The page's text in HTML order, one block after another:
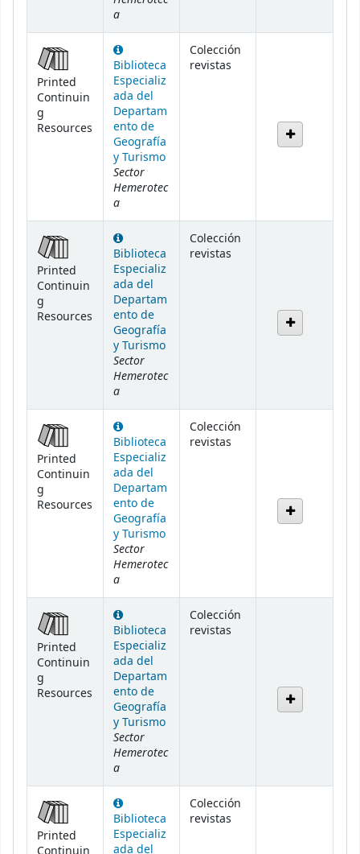
a
Printed
Continuin
g
Resources
Biblioteca
Especializ
ada del
Departam
ento de
Geografía
y Turismo
Sector
Hemerotec
a
Colección
revistas
Printed
Continuin
g
Resources
Biblioteca
Especializ
ada del
Departam
ento de
Geografía
y Turismo
Sector
Hemerotec
a
Colección
revistas
Printed
Continuin
g
Resources
Biblioteca
Especializ
ada del
Departam
ento de
Geografía
y Turismo
Sector
Hemerotec
a
Colección
revistas
Printed
Continuin
g
Resources
Biblioteca
Especializ
ada del
Departam
ento de
Geografía
y Turismo
Sector
Hemerotec
a
Colección
revistas
Printed
Biblioteca
Especializ
ada del
Colección
revistas